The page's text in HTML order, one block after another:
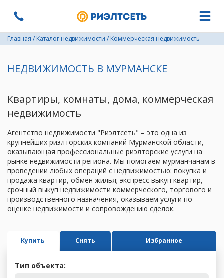
Главная / Каталог недвижимости / Коммерческая недвижимость
НЕДВИЖИМОСТЬ В МУРМАНСКЕ
Квартиры, комнаты, дома, коммерческая
недвижимость
Агентство недвижимости "Риэлтсеть" – это одна из
крупнейших риэлторских компаний Мурманской области,
оказывающая профессиональные риэлторские услуги на
рынке недвижимости региона. Мы помогаем мурманчанам в
проведении любых операций с недвижимостью: покупка и
продажа квартир, обмен жилья; экспресс выкуп квартир,
срочный выкуп недвижимости коммерческого, торгового и
производственного назначения, оказываем услуги по
оценке недвижимости и сопровождению сделок.
Купить Снять Избранное
Тип объекта: